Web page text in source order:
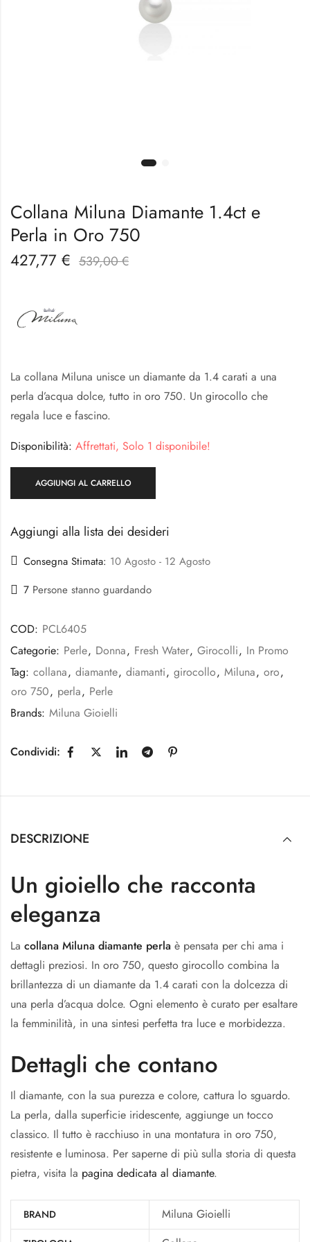
Collana Miluna Diamante 1.4ct e
Perla in Oro 750
427,77 € 539,00€
La collana Miluna unisce un diamante da 1.4 carati a una
perla d’acqua dolce, tutto in oro 750. Un girocollo che
regala luce e fascino.
Disponibilità: Affrettati, Solo 1 disponibile!
AGGIUNGI AL CARRELLO
Aggiungi alla lista dei desideri
Consegna Stimata: 10 Agosto - 12 Agosto
7 Persone stanno guardando
COD: PCL6405
Categorie: Perle, Donna, Fresh Water, Girocolli, In Promo
Tag: collana, diamante, diamanti, girocollo, Miluna, oro,
oro 750, perla, Perle
Brands: Miluna Gioielli
Condividi:
DESCRIZIONE
Un gioiello che racconta
eleganza
La collana Miluna diamante perla è pensata per chi ama i
dettagli preziosi. In oro 750, questo girocollo combina la
brillantezza di un diamante da 1.4 carati con la dolcezza di
una perla d’acqua dolce. Ogni elemento è curato per esaltare
la femminilità, in una sintesi perfetta tra luce e morbidezza.
Dettagli che contano
Il diamante, con la sua purezza e colore, cattura lo sguardo.
La perla, dalla superficie iridescente, aggiunge un tocco
classico. Il tutto è racchiuso in una montatura in oro 750,
resistente e luminosa. Per saperne di più sulla storia di questa
pietra, visita la pagina dedicata al diamante.
BRAND Miluna Gioielli